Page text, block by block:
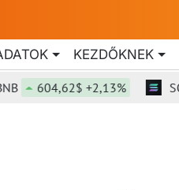
KEZDŐKNEK
604,62$ +2,13% SOL